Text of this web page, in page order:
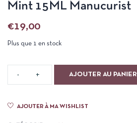
Mint 15ML Manucurist
€19,00
Plus que 1 en stock
AJOUTER AU PANIER
AJOUTER À MA WISHLIST